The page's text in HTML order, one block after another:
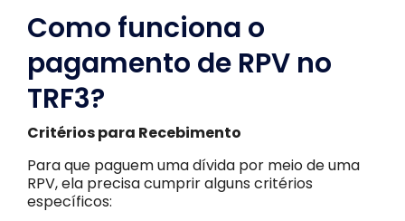
Como funciona o
pagamento de RPV no
TRF3?
Critérios para Recebimento
Para que paguem uma dívida por meio de uma
RPV, ela precisa cumprir alguns critérios
específicos: